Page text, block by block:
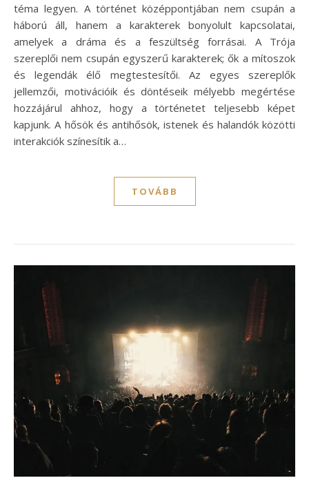
téma legyen. A történet középpontjában nem csupán a
háború áll, hanem a karakterek bonyolult kapcsolatai,
amelyek a dráma és a feszültség forrásai. A Trója
szereplői nem csupán egyszerű karakterek; ők a mítoszok
és legendák élő megtestesítői. Az egyes szereplők
jellemzői, motivációik és döntéseik mélyebb megértése
hozzájárul ahhoz, hogy a történetet teljesebb képet
kapjunk. A hősök és antihősök, istenek és halandók közötti
interakciók színesítik a…
TOVÁBB